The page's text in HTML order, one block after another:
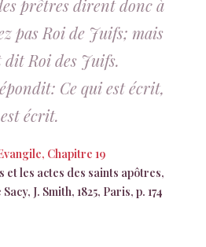
prêtres dirent donc à
pas Roi de Juifs; mais
dit Roi des Juifs.
Ce qui est écrit,
est écrit.
Chapitre 19
et les actes des saints apôtres,
J. Smith, 1825, Paris, p. 174